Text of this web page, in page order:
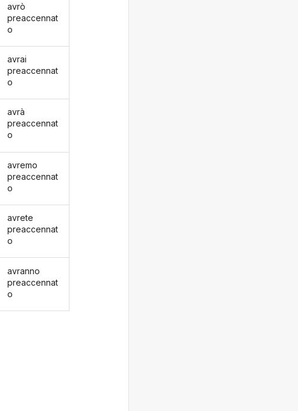
avrò
preaccennat
o
avrai
preaccennat
o
avrà
preaccennat
o
avremo
preaccennat
o
avrete
preaccennat
o
avranno
preaccennat
o